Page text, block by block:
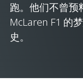
跑。他们不曾预
McLaren F1 的
史。